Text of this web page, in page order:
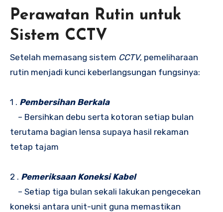
Perawatan Rutin untuk
Sistem CCTV
Setelah memasang sistem CCTV, pemeliharaan
rutin menjadi kunci keberlangsungan fungsinya:
1 . Pembersihan Berkala
– Bersihkan debu serta kotoran setiap bulan
terutama bagian lensa supaya hasil rekaman
tetap tajam
2 . Pemeriksaan Koneksi Kabel
– Setiap tiga bulan sekali lakukan pengecekan
koneksi antara unit-unit guna memastikan